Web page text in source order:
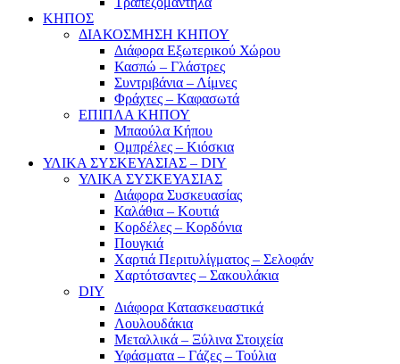
ΚΗΠΟΣ
ΔΙΑΚΟΣΜΗΣΗ ΚΗΠΟΥ
Διάφορα Εξωτερικού Χώρου
Κασπώ – Γλάστρες
Συντριβάνια – Λίμνες
Φράχτες – Καφασωτά
ΕΠΙΠΛΑ ΚΗΠΟΥ
Μπαούλα Κήπου
Ομπρέλες – Κιόσκια
ΥΛΙΚΑ ΣΥΣΚΕΥΑΣΙΑΣ – DIY
ΥΛΙΚΑ ΣΥΣΚΕΥΑΣΙΑΣ
Διάφορα Συσκευασίας
Καλάθια – Κουτιά
Κορδέλες – Κορδόνια
Πουγκιά
Χαρτιά Περιτυλίγματος – Σελοφάν
Χαρτότσαντες – Σακουλάκια
DIY
Διάφορα Κατασκευαστικά
Λουλουδάκια
Μεταλλικά – Ξύλινα Στοιχεία
Υφάσματα – Γάζες – Τούλια